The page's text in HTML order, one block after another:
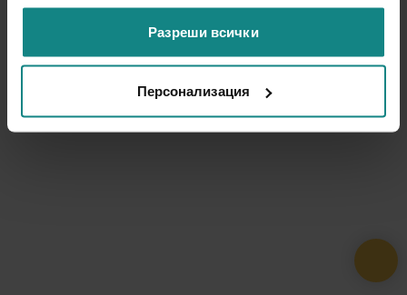
ползването от Ваша страна на услугите им.
Разреши всички
Персонализация